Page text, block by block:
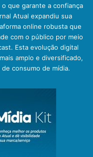
que garante a confiança
Atual expandiu sua
online robusta que
com o público por meio
Esta evolução digital
amplo e diversificado,
consumo de mídia.